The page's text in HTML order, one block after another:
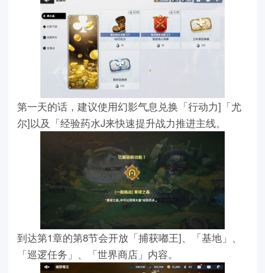
第一天的话，建议使用幻影气息兑换「行动力]「尤
尔]以及「经验药水J来快速提升战力推进主线。
到达第1章的第8节会开放「捕获嘟王]、「基地」、
「巡逻任务」、「世界商店」内容。